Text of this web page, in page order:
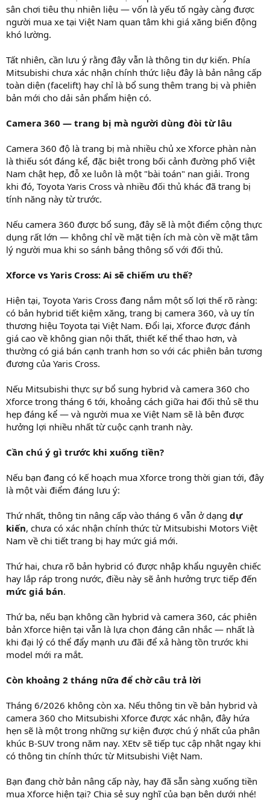
sân chơi tiêu thụ nhiên liệu — vốn là yếu tố ngày càng được
người mua xe tại Việt Nam quan tâm khi giá xăng biến động
khó lường.
Tất nhiên, cần lưu ý rằng đây vẫn là thông tin dự kiến. Phía
Mitsubishi chưa xác nhận chính thức liệu đây là bản nâng cấp
toàn diện (facelift) hay chỉ là bổ sung thêm trang bị và phiên
bản mới cho dải sản phẩm hiện có.
Camera 360 — trang bị mà người dùng đòi từ lâu
Camera 360 độ là trang bị mà nhiều chủ xe Xforce phàn nàn
là thiếu sót đáng kể, đặc biệt trong bối cảnh đường phố Việt
Nam chật hẹp, đỗ xe luôn là một "bài toán" nan giải. Trong
khi đó, Toyota Yaris Cross và nhiều đối thủ khác đã trang bị
tính năng này từ trước.
Nếu camera 360 được bổ sung, đây sẽ là một điểm cộng thực
dụng rất lớn — không chỉ về mặt tiện ích mà còn về mặt tâm
lý người mua khi so sánh bảng thông số với đối thủ.
Xforce vs Yaris Cross: Ai sẽ chiếm ưu thế?
Hiện tại, Toyota Yaris Cross đang nắm một số lợi thế rõ ràng:
có bản hybrid tiết kiệm xăng, trang bị camera 360, và uy tín
thương hiệu Toyota tại Việt Nam. Đổi lại, Xforce được đánh
giá cao về không gian nội thất, thiết kế thể thao hơn, và
thường có giá bán cạnh tranh hơn so với các phiên bản tương
đương của Yaris Cross.
Nếu Mitsubishi thực sự bổ sung hybrid và camera 360 cho
Xforce trong tháng 6 tới, khoảng cách giữa hai đối thủ sẽ thu
hẹp đáng kể — và người mua xe Việt Nam sẽ là bên được
hưởng lợi nhiều nhất từ cuộc cạnh tranh này.
Cần chú ý gì trước khi xuống tiền?
Nếu bạn đang có kế hoạch mua Xforce trong thời gian tới, đây
là một vài điểm đáng lưu ý:
Thứ nhất, thông tin nâng cấp vào tháng 6 vẫn ở dạng dự
kiến, chưa có xác nhận chính thức từ Mitsubishi Motors Việt
Nam về chi tiết trang bị hay mức giá mới.
Thứ hai, chưa rõ bản hybrid có được nhập khẩu nguyên chiếc
hay lắp ráp trong nước, điều này sẽ ảnh hưởng trực tiếp đến
mức giá bán.
Thứ ba, nếu bạn không cần hybrid và camera 360, các phiên
bản Xforce hiện tại vẫn là lựa chọn đáng cân nhắc — nhất là
khi đại lý có thể đẩy mạnh ưu đãi để xả hàng tồn trước khi
model mới ra mắt.
Còn khoảng 2 tháng nữa để chờ câu trả lời
Tháng 6/2026 không còn xa. Nếu thông tin về bản hybrid và
camera 360 cho Mitsubishi Xforce được xác nhận, đây hứa
hẹn sẽ là một trong những sự kiện được chú ý nhất của phân
khúc B-SUV trong năm nay. XEtv sẽ tiếp tục cập nhật ngay khi
có thông tin chính thức từ Mitsubishi Việt Nam.
Bạn đang chờ bản nâng cấp này, hay đã sẵn sàng xuống tiền
mua Xforce hiện tại? Chia sẻ suy nghĩ của bạn bên dưới nhé!